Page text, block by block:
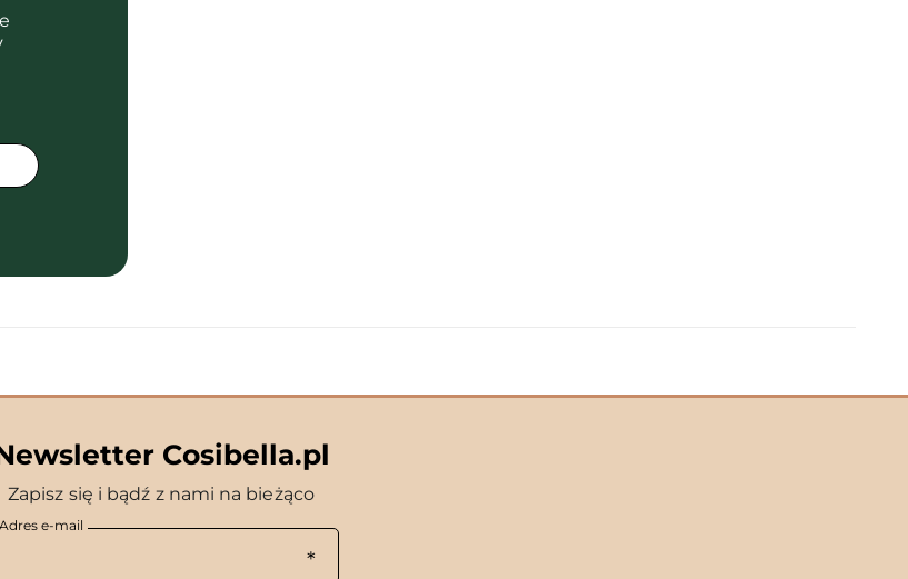
Cosibella.pl
Zapisz się i bądź z nami na bieżąco
Adres e-mail